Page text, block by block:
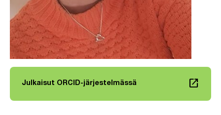
Julkaisut ORCID-järjestelmässä
Linkki avautuu uuteen välilehteen launch